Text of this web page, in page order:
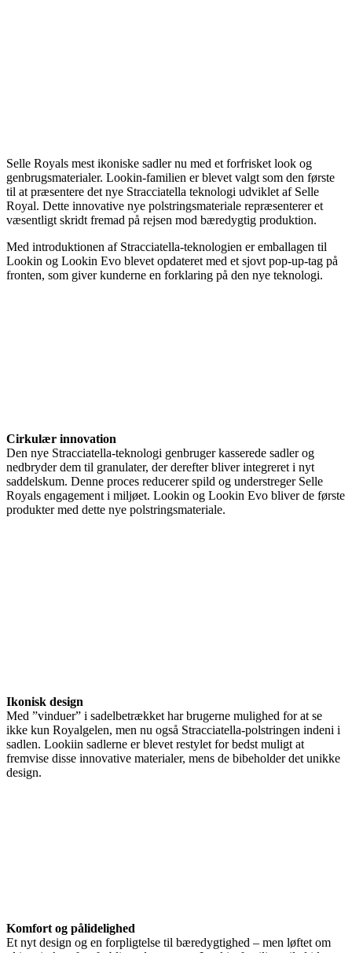
Selle Royals mest ikoniske sadler nu med et forfrisket look og
genbrugsmaterialer. Lookin-familien er blevet valgt som den første
til at præsentere det nye Stracciatella teknologi udviklet af Selle
Royal. Dette innovative nye polstringsmateriale repræsenterer et
væsentligt skridt fremad på rejsen mod bæredygtig produktion.
Med introduktionen af ​​Stracciatella-teknologien er emballagen til
Lookin og Lookin Evo blevet opdateret med et sjovt pop-up-tag på
fronten, som giver kunderne en forklaring på den nye teknologi.
Cirkulær innovation
Den nye Stracciatella-teknologi genbruger kasserede sadler og
nedbryder dem til granulater, der derefter bliver integreret i nyt
saddelskum. Denne proces reducerer spild og understreger Selle
Royals engagement i miljøet. Lookin og Lookin Evo bliver de første
produkter med dette nye polstringsmateriale.
Ikonisk design
Med ”vinduer” i sadelbetrækket har brugerne mulighed for at se
ikke kun Royalgelen, men nu også Stracciatella-polstringen indeni i
sadlen. Lookiin sadlerne er blevet restylet for bedst muligt at
fremvise disse innovative materialer, mens de bibeholder det unikke
design.
Komfort og pålidelighed
Et nyt design og en forpligtelse til bæredygtighed – men løftet om